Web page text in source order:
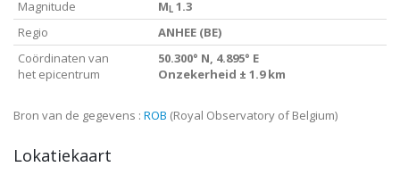
Magnitude
M L 1.3
Regio
ANHEE (BE)
Coördinaten van
het epicentrum
50.300° N, 4.895° E
Onzekerheid ± 1.9 km
Bron van de gegevens : ROB (Royal Observatory of Belgium)
Lokatiekaart